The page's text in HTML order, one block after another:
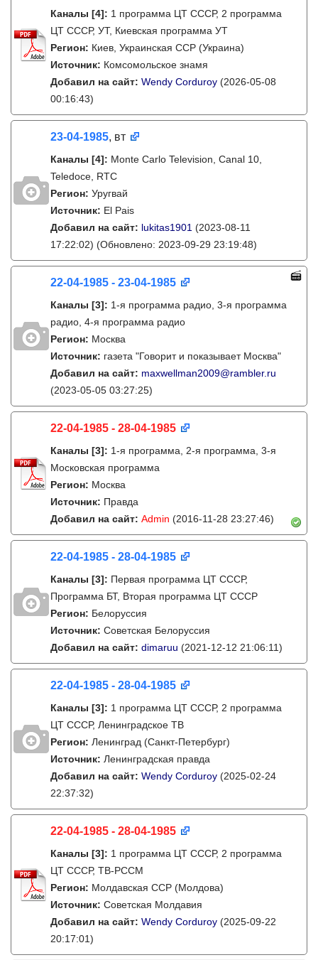
Каналы [4]: 1 программа ЦТ СССР, 2 программа
ЦТ СССР, УТ, Киевская программа УТ
Регион: Киев, Украинская ССР (Украина)
Источник: Комсомольское знамя
Добавил на сайт: Wendy Corduroy (2026-05-08
00:16:43)
23-04-1985, вт
Каналы [4]: Monte Carlo Television, Canal 10,
Teledoce, RTC
Регион: Уругвай
Источник: El Pais
Добавил на сайт: lukitas1901 (2023-08-11
17:22:02) (Обновлено: 2023-09-29 23:19:48)
22-04-1985 - 23-04-1985
Каналы [3]: 1-я программа радио, 3-я программа
радио, 4-я программа радио
Регион: Москва
Источник: газета "Говорит и показывает Москва"
Добавил на сайт: maxwellman2009@rambler.ru
(2023-05-05 03:27:25)
22-04-1985 - 28-04-1985
Каналы [3]: 1-я программа, 2-я программа, 3-я
Московская программа
Регион: Москва
Источник: Правда
Добавил на сайт: Admin (2016-11-28 23:27:46)
22-04-1985 - 28-04-1985
Каналы [3]: Первая программа ЦТ СССР,
Программа БТ, Вторая программа ЦТ СССР
Регион: Белоруссия
Источник: Советская Белоруссия
Добавил на сайт: dimaruu (2021-12-12 21:06:11)
22-04-1985 - 28-04-1985
Каналы [3]: 1 программа ЦТ СССР, 2 программа
ЦТ СССР, Ленинградское ТВ
Регион: Ленинград (Санкт-Петербург)
Источник: Ленинградская правда
Добавил на сайт: Wendy Corduroy (2025-02-24
22:37:32)
22-04-1985 - 28-04-1985
Каналы [3]: 1 программа ЦТ СССР, 2 программа
ЦТ СССР, ТВ-РССМ
Регион: Молдавская ССР (Молдова)
Источник: Советская Молдавия
Добавил на сайт: Wendy Corduroy (2025-09-22
20:17:01)